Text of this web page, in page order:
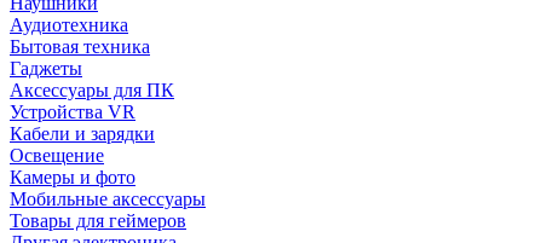
Аудиотехника
Бытовая техника
Гаджеты
Аксессуары для ПК
Устройства VR
Кабели и зарядки
Освещение
Камеры и фото
Мобильные аксессуары
Товары для геймеров